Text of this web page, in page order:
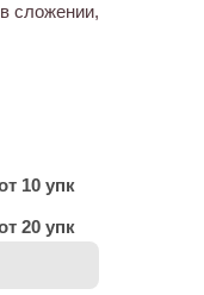
сложении,
10 упк
20 упк